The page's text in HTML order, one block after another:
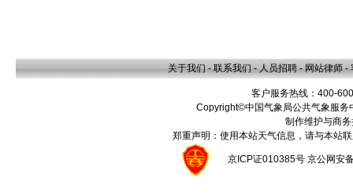
关于我们 - 联系我们 - 人员招聘 - 网站律师 -
客户服务热线：400-
Copyright©中国气象局公共气象服
制作维护与商
郑重声明：使用本站天气信息，请与本站
京ICP证010385号 京公网安